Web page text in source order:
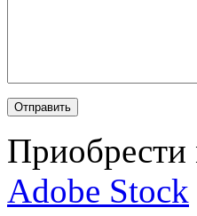
Adobe Stock